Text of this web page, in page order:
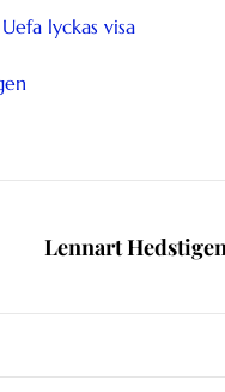
lyckas visa
Lennart Hedstigen